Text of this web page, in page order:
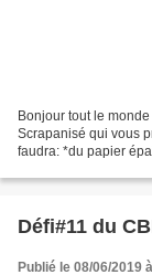
Bonjour tout le
Scrapanisé qui vous
faudra: *du papier
Défi#11 du
Publié le 08/06/2019